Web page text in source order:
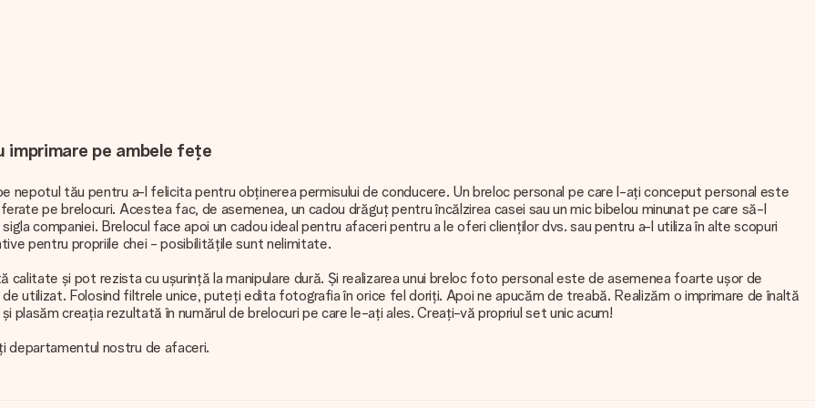
imprimare pe ambele fețe
nepotul tău pentru a-l felicita pentru obținerea permisului de conducere. Un breloc personal pe care l-ați conceput personal este
pe brelocuri. Acestea fac, de asemenea, un cadou drăguț pentru încălzirea casei sau un mic bibelou minunat pe care să-l
companiei. Brelocul face apoi un cadou ideal pentru afaceri pentru a le oferi clienților dvs. sau pentru a-l utiliza în alte scopuri
pentru propriile chei - posibilitățile sunt nelimitate.
și pot rezista cu ușurință la manipulare dură. Și realizarea unui breloc foto personal este de asemenea foarte ușor de
utilizat. Folosind filtrele unice, puteți edita fotografia în orice fel doriți. Apoi ne apucăm de treabă. Realizăm o imprimare de înaltă
plasăm creația rezultată în numărul de brelocuri pe care le-ați ales. Creați-vă propriul set unic acum!
departamentul nostru de afaceri.